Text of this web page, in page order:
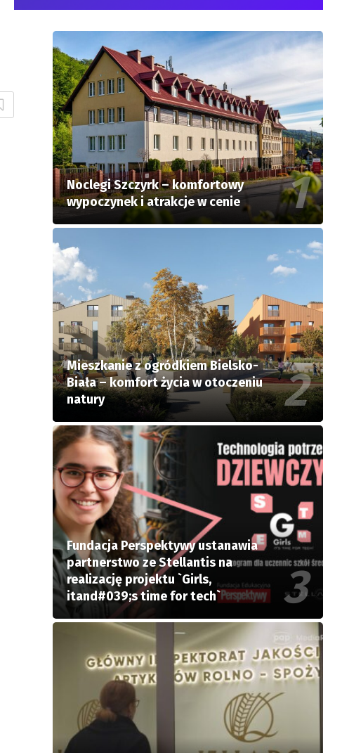
Noclegi Szczyrk – komfortowy
wypoczynek i atrakcje w cenie
Mieszkanie z ogródkiem Bielsko-
Biała – komfort życia w otoczeniu
natury
Fundacja Perspektywy ustanawia
partnerstwo ze Stellantis na
realizację projektu `Girls,
itand#039;s time for tech`